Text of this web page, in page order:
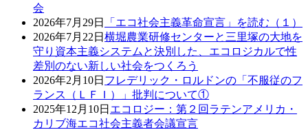
会
2026年7月29日
「エコ社会主義革命宣言」を読む（１）
2026年7月22日 横堀農業研修センターと三里塚の大地を
守り資本主義システムと決別した、エコロジカルで性
差別のない新しい社会をつくろう
2026年2月10日 フレデリック・ロルドンの「不服従のフ
ランス（ＬＦＩ）」批判について①
2025年12月10日 エコロジー：第２回ラテンアメリカ・
カリブ海エコ社会主義者会議宣言